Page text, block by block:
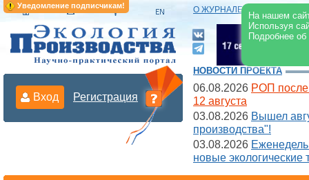
Уведомление подписчикам!
На нашем
Используя
Подробнее
О ЖУРНАЛЕ |
Вход Регистрация
НОВОСТИ ПРОЕКТА
06.08.2026 РОП после
12 августа
03.08.2026 Вышел
производства"!
03.08.2026
новые экологические